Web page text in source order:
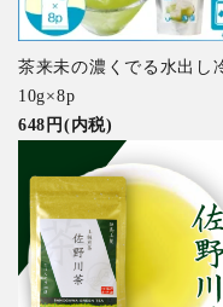
茶来未の濃くでる水出し
10g×8p
648円(内税)